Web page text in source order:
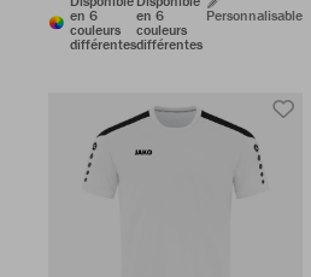
en 6
couleurs
différentes
en 6
couleurs
différentes
Personnalisable